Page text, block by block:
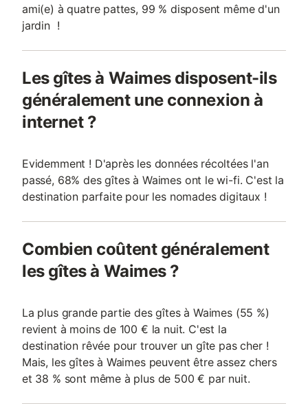
ami(e) à quatre pattes, 99 % disposent même d'un
jardin !
Les gîtes à Waimes disposent-ils
généralement une connexion à
internet ?
Evidemment ! D'après les données récoltées l'an
passé, 68% des gîtes à Waimes ont le wi-fi. C'est la
destination parfaite pour les nomades digitaux !
Combien coûtent généralement
les gîtes à Waimes ?
La plus grande partie des gîtes à Waimes (55 %)
revient à moins de 100 € la nuit. C'est la
destination rêvée pour trouver un gîte pas cher !
Mais, les gîtes à Waimes peuvent être assez chers
et 38 % sont même à plus de 500 € par nuit.